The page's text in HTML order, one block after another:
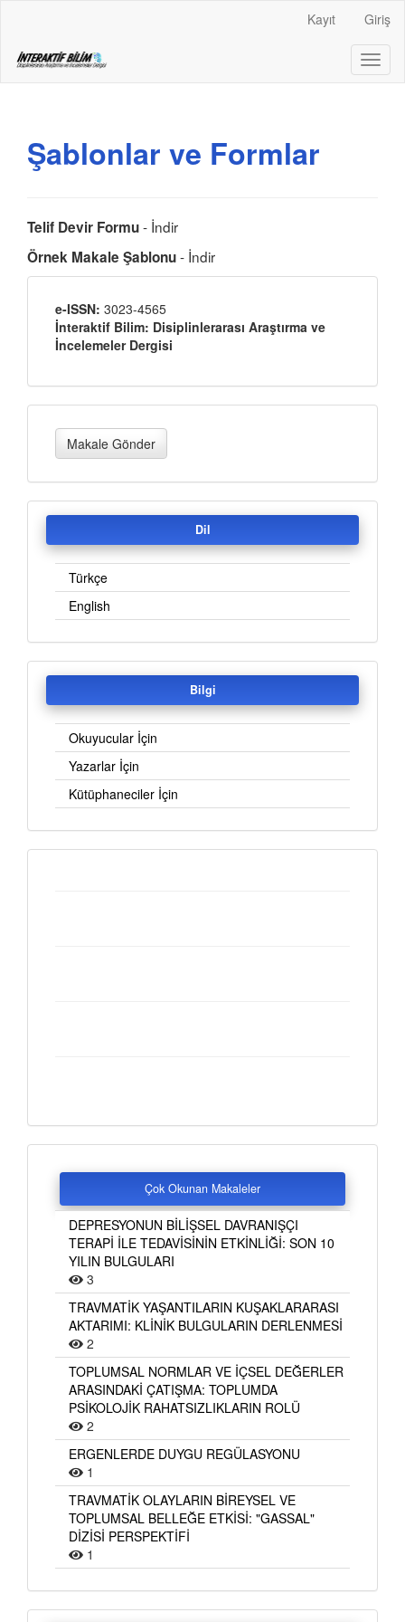
Content
Sidebar
Kayıt Giriş
Şablonlar ve Formlar
Telif Devir Formu- İndir
Örnek Makale Şablonu- İndir
Yayınci
e-ISSN: 3023-4565
İnteraktif Bilim: Disiplinlerarası Araştırma ve
İncelemeler Dergisi
Makale
Gönder
Makale Gönder
Dil
Türkçe
English
Bilgi
Okuyucular İçin
Yazarlar İçin
Kütüphaneciler İçin
Çok Okunan Makaleler
DEPRESYONUN BİLİŞSEL DAVRANIŞÇI
TERAPİ İLE TEDAVİSİNİN ETKİNLİĞİ: SON 10
YILIN BULGULARI
3
TRAVMATİK YAŞANTILARIN KUŞAKLARARASI
AKTARIMI: KLİNİK BULGULARIN DERLENMESİ
2
TOPLUMSAL NORMLAR VE İÇSEL DEĞERLER
ARASINDAKİ ÇATIŞMA: TOPLUMDA
PSİKOLOJİK RAHATSIZLIKLARIN ROLÜ
2
ERGENLERDE DUYGU REGÜLASYONU
1
TRAVMATİK OLAYLARIN BİREYSEL VE
TOPLUMSAL BELLEĞE ETKİSİ: "GASSAL"
DİZİSİ PERSPEKTİFİ
1